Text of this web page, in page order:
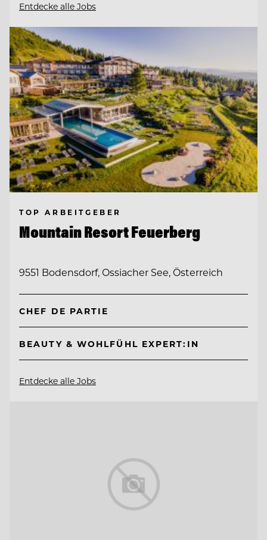
Entdecke alle Jobs
TOP ARBEITGEBER
Mountain Resort Feuerberg
9551 Bodensdorf, Ossiacher See, Österreich
CHEF DE PARTIE
BEAUTY & WOHLFÜHL EXPERT:IN
Entdecke alle Jobs